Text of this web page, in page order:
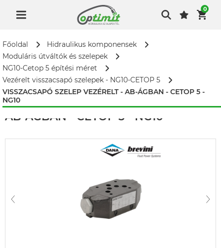
0
Főoldal
Hidraulikus komponensek
Moduláris útváltók és szelepek
NG10-Cetop 5 építési méret
Vezérelt visszacsapó szelepek - NG10-CETOP 5
VISSZACSAPÓ SZELEP VEZÉRELT - AB-ÁGBAN - CETOP 5 -
NG10
VISSZACSAPÓ SZELEP VEZÉRELT -
AB-ÁGBAN - CETOP 5 - NG10